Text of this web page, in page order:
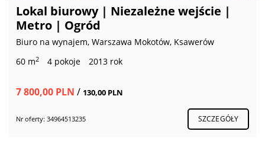
Lokal biurowy | Niezależne wejście |
Metro | Ogród
Biuro na wynajem, Warszawa Mokotów, Ksawerów
60 m2 4 pokoje 2013 rok
7 800,00 PLN / 130,00 PLN
Nr oferty: 34964513235 SZCZEGÓŁY